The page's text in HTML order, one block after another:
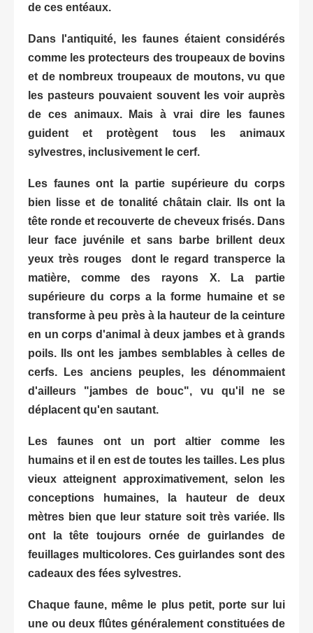
de ces entéaux.
Dans l'antiquité, les faunes étaient considérés
comme les protecteurs des troupeaux de bovins
et de nombreux troupeaux de moutons, vu que
les pasteurs pouvaient souvent les voir auprès
de ces animaux. Mais à vrai dire les faunes
guident et protègent tous les animaux
sylvestres, inclusivement le cerf.
Les faunes ont la partie supérieure du corps
bien lisse et de tonalité châtain clair. Ils ont la
tête ronde et recouverte de cheveux frisés. Dans
leur face juvénile et sans barbe brillent deux
yeux très rouges dont le regard transperce la
matière, comme des rayons X. La partie
supérieure du corps a la forme humaine et se
transforme à peu près à la hauteur de la ceinture
en un corps d'animal à deux jambes et à grands
poils. Ils ont les jambes semblables à celles de
cerfs. Les anciens peuples, les dénommaient
d'ailleurs "jambes de bouc", vu qu'il ne se
déplacent qu'en sautant.
Les faunes ont un port altier comme les
humains et il en est de toutes les tailles. Les plus
vieux atteignent approximativement, selon les
conceptions humaines, la hauteur de deux
mètres bien que leur stature soit très variée. Ils
ont la tête toujours ornée de guirlandes de
feuillages multicolores. Ces guirlandes sont des
cadeaux des fées sylvestres.
Chaque faune, même le plus petit, porte sur lui
une ou deux flûtes généralement constituées de